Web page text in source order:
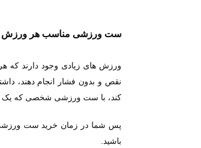
ست ورزشی مناسب هر ورزش را
ورزش های زیادی وجود دارند که
نقص و بدون فشار انجام دهند،
کند، با ست ورزشی شخصی که یک
پس شما در زمان خرید ست ورزشی
باشید.